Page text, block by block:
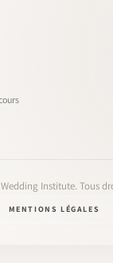
Institute. Tous
MENTIONS LÉGALES